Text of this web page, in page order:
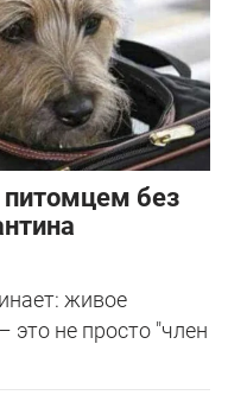
питомцем без
живое
не просто "член